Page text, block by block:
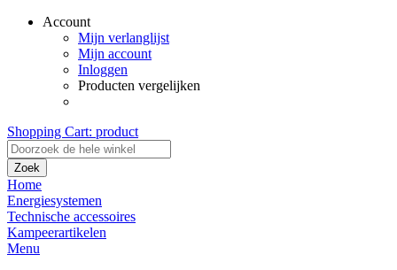
Account
Mijn verlanglijst
Mijn account
Inloggen
Producten vergelijken
Shopping Cart: product
Zoek
Home
Energiesystemen
Technische accessoires
Kampeerartikelen
Menu